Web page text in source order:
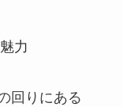
力
回りにある